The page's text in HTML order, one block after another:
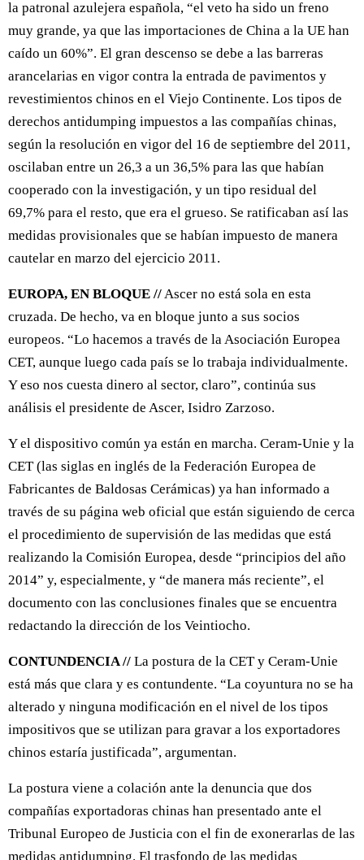
la patronal azulejera española, “el veto ha sido un freno
muy grande, ya que las importaciones de China a la UE han
caído un 60%”. El gran descenso se debe a las barreras
arancelarias en vigor contra la entrada de pavimentos y
revestimientos chinos en el Viejo Continente. Los tipos de
derechos antidumping impuestos a las compañías chinas,
según la resolución en vigor del 16 de septiembre del 2011,
oscilaban entre un 26,3 a un 36,5% para las que habían
cooperado con la investigación, y un tipo residual del
69,7% para el resto, que era el grueso. Se ratificaban así las
medidas provisionales que se habían impuesto de manera
cautelar en marzo del ejercicio 2011.
EUROPA, EN BLOQUE // Ascer no está sola en esta
cruzada. De hecho, va en bloque junto a sus socios
europeos. “Lo hacemos a través de la Asociación Europea
CET, aunque luego cada país se lo trabaja individualmente.
Y eso nos cuesta dinero al sector, claro”, continúa sus
análisis el presidente de Ascer, Isidro Zarzoso.
Y el dispositivo común ya están en marcha. Ceram-Unie y la
CET (las siglas en inglés de la Federación Europea de
Fabricantes de Baldosas Cerámicas) ya han informado a
través de su página web oficial que están siguiendo de cerca
el procedimiento de supervisión de las medidas que está
realizando la Comisión Europea, desde “principios del año
2014” y, especialmente, y “de manera más reciente”, el
documento con las conclusiones finales que se encuentra
redactando la dirección de los Veintiocho.
CONTUNDENCIA // La postura de la CET y Ceram-Unie
está más que clara y es contundente. “La coyuntura no se ha
alterado y ninguna modificación en el nivel de los tipos
impositivos que se utilizan para gravar a los exportadores
chinos estaría justificada”, argumentan.
La postura viene a colación ante la denuncia que dos
compañías exportadoras chinas han presentado ante el
Tribunal Europeo de Justicia con el fin de exonerarlas de las
medidas antidumping. El trasfondo de las medidas